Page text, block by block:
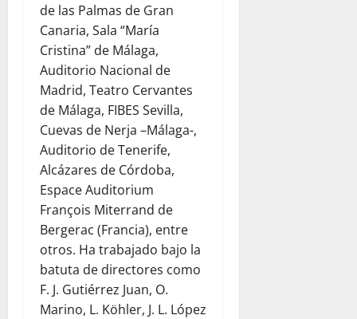
de las Palmas de Gran
Canaria, Sala “María
Cristina” de Málaga,
Auditorio Nacional de
Madrid, Teatro Cervantes
de Málaga, FIBES Sevilla,
Cuevas de Nerja –Málaga-,
Auditorio de Tenerife,
Alcázares de Córdoba,
Espace Auditorium
François Miterrand de
Bergerac (Francia), entre
otros. Ha trabajado bajo la
batuta de directores como
F. J. Gutiérrez Juan, O.
Marino, L. Köhler, J. L. López